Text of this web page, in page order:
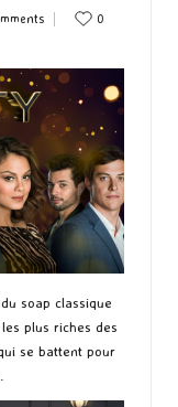
0
soap classique
plus riches des
se battent pour